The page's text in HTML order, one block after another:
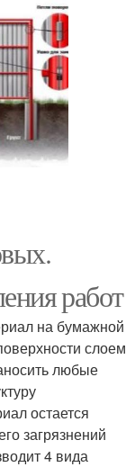
работ
на бумажной
слоем
любые
остается
загрязнений
4 вида